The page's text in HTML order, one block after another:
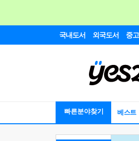
국내도서 외국도서 중
빠른분야찾기 베스트